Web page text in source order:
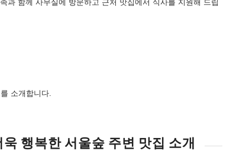
과 함께 사무실에 방문하고 근처 맛집에서 식사를 지원해 드립
소개합니다.
행복한 서울숲 주변 맛집 소개